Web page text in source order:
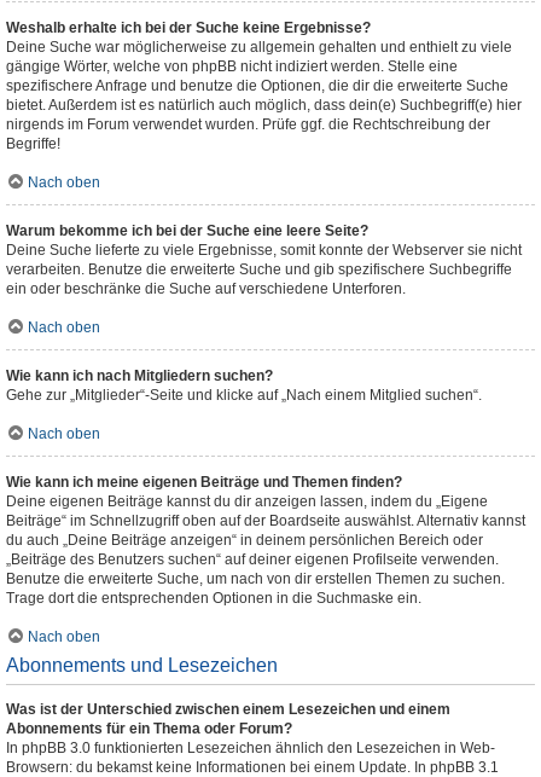
Weshalb erhalte ich bei der Suche keine Ergebnisse?
Deine Suche war möglicherweise zu allgemein gehalten und enthielt zu viele
gängige Wörter, welche von phpBB nicht indiziert werden. Stelle eine
spezifischere Anfrage und benutze die Optionen, die dir die erweiterte Suche
bietet. Außerdem ist es natürlich auch möglich, dass dein(e) Suchbegriff(e) hier
nirgends im Forum verwendet wurden. Prüfe ggf. die Rechtschreibung der
Begriffe!
Nach oben
Warum bekomme ich bei der Suche eine leere Seite?
Deine Suche lieferte zu viele Ergebnisse, somit konnte der Webserver sie nicht
verarbeiten. Benutze die erweiterte Suche und gib spezifischere Suchbegriffe
ein oder beschränke die Suche auf verschiedene Unterforen.
Nach oben
Wie kann ich nach Mitgliedern suchen?
Gehe zur „Mitglieder“-Seite und klicke auf „Nach einem Mitglied suchen“.
Nach oben
Wie kann ich meine eigenen Beiträge und Themen finden?
Deine eigenen Beiträge kannst du dir anzeigen lassen, indem du „Eigene
Beiträge“ im Schnellzugriff oben auf der Boardseite auswählst. Alternativ kannst
du auch „Deine Beiträge anzeigen“ in deinem persönlichen Bereich oder
„Beiträge des Benutzers suchen“ auf deiner eigenen Profilseite verwenden.
Benutze die erweiterte Suche, um nach von dir erstellen Themen zu suchen.
Trage dort die entsprechenden Optionen in die Suchmaske ein.
Nach oben
Abonnements und Lesezeichen
Was ist der Unterschied zwischen einem Lesezeichen und einem
Abonnements für ein Thema oder Forum?
In phpBB 3.0 funktionierten Lesezeichen ähnlich den Lesezeichen in Web-
Browsern: du bekamst keine Informationen bei einem Update. In phpBB 3.1